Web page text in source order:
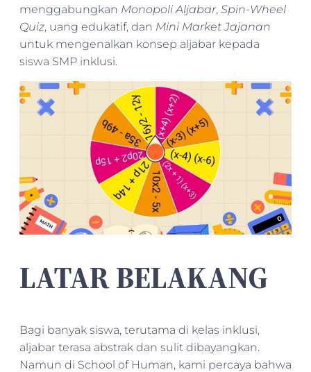
menggabungkan Monopoli Aljabar, Spin-Wheel
Quiz, uang edukatif, dan Mini Market Jajanan
untuk mengenalkan konsep aljabar kepada
siswa SMP inklusi.
LATAR BELAKANG
Bagi banyak siswa, terutama di kelas inklusi,
aljabar terasa abstrak dan sulit dibayangkan.
Namun di School of Human, kami percaya bahwa